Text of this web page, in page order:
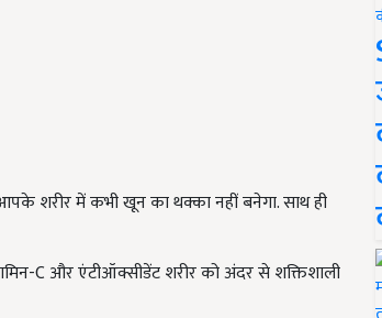
शरीर में कभी खून का थक्का नहीं बनेगा. साथ ही
C और एंटीऑक्सीडेंट शरीर को अंदर से शक्तिशाली